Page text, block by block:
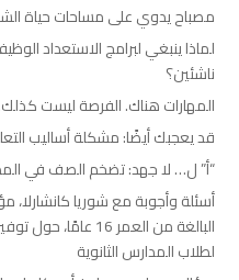
مصباح يدوي على مساحات حياة
لماذا ينبغي لبرامج الاستعداد
ناشئين؟
المهارات هناك. الفرصة ليست
قد يعجبك أيضًا: مشكلة أساليب
“أ” ل… لا جهد: تضخم الصف في
البالغة من العمر 16
لطلاب المدارس الثانوية